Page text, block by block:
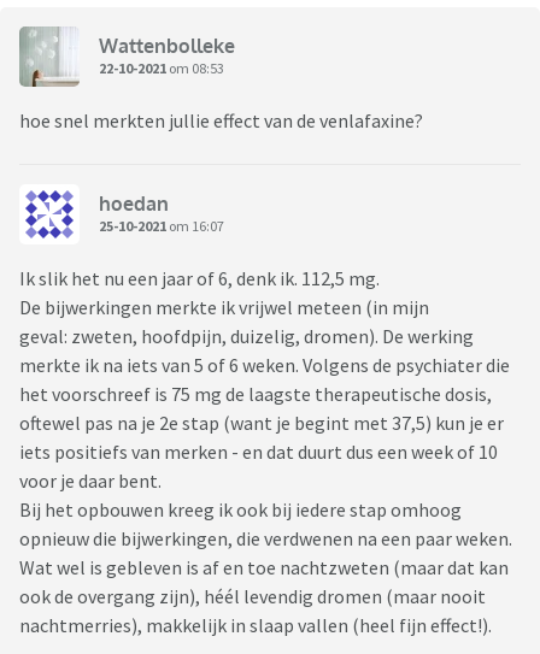
Wattenbolleke
22-10-2021 om 08:53
hoe snel merkten jullie effect van de venlafaxine?
hoedan
25-10-2021 om 16:07
Ik slik het nu een jaar of 6, denk ik. 112,5 mg.
De bijwerkingen merkte ik vrijwel meteen (in mijn
geval: zweten, hoofdpijn, duizelig, dromen). De werking
merkte ik na iets van 5 of 6 weken. Volgens de psychiater die
het voorschreef is 75 mg de laagste therapeutische dosis,
oftewel pas na je 2e stap (want je begint met 37,5) kun je er
iets positiefs van merken - en dat duurt dus een week of 10
voor je daar bent.
Bij het opbouwen kreeg ik ook bij iedere stap omhoog
opnieuw die bijwerkingen, die verdwenen na een paar weken.
Wat wel is gebleven is af en toe nachtzweten (maar dat kan
ook de overgang zijn), héél levendig dromen (maar nooit
nachtmerries), makkelijk in slaap vallen (heel fijn effect!).